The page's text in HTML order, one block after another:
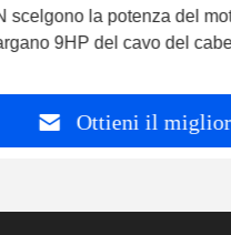
scelgono la potenza del
9HP del cavo del
Ottieni il